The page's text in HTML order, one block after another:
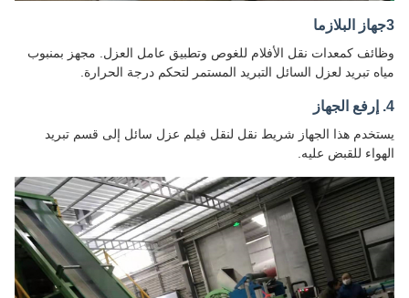
3جهاز البلازما
وظائف كمعدات نقل الأفلام للغوص وتطبيق عامل العزل. مجهز بمنبوب
مياه تبريد لعزل السائل التبريد المستمر لتحكم درجة الحرارة.
4. إرفع الجهاز
يستخدم هذا الجهاز شريط نقل لنقل فيلم عزل سائل إلى قسم تبريد
الهواء للقبض عليه.